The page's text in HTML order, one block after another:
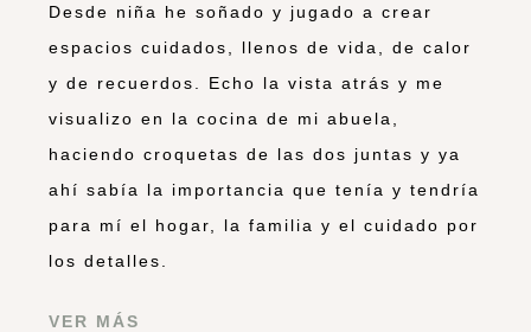
Desde niña he soñado y jugado a crear
espacios cuidados, llenos de vida, de calor
y de recuerdos. Echo la vista atrás y me
visualizo en la cocina de mi abuela,
haciendo croquetas de las dos juntas y ya
ahí sabía la importancia que tenía y tendría
para mí el hogar, la familia y el cuidado por
los detalles.
VER MÁS